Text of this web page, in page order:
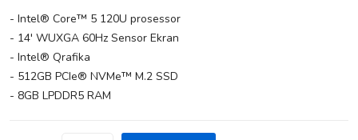
- Intel® Core™ 5 120U prosessor
- 14' WUXGA 60Hz Sensor Ekran
- Intel® Qrafika
- 512GB PCIe® NVMe™ M.2 SSD
- 8GB LPDDR5 RAM